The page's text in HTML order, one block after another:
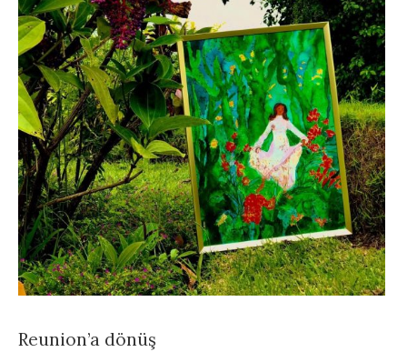
Reunion’a dönüş